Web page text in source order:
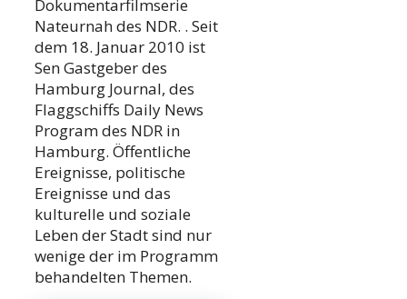
Dokumentarfilmserie
Nateurnah des NDR. . Seit
dem 18. Januar 2010 ist
Sen Gastgeber des
Hamburg Journal, des
Flaggschiffs Daily News
Program des NDR in
Hamburg. Öffentliche
Ereignisse, politische
Ereignisse und das
kulturelle und soziale
Leben der Stadt sind nur
wenige der im Programm
behandelten Themen.